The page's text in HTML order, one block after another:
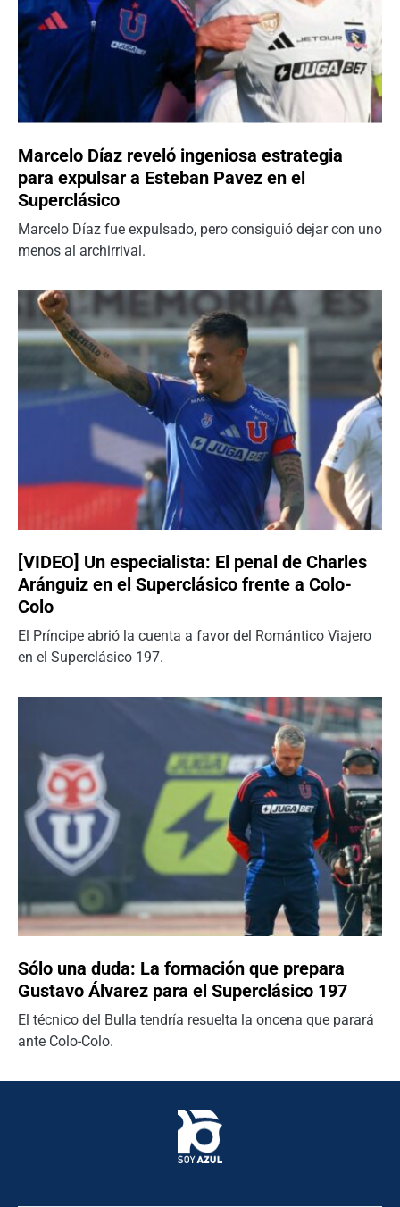
Marcelo Díaz reveló ingeniosa estrategia
para expulsar a Esteban Pavez en el
Superclásico
Marcelo Díaz fue expulsado, pero consiguió dejar con uno
menos al archirrival.
[VIDEO] Un especialista: El penal de Charles
Aránguiz en el Superclásico frente a Colo-
Colo
El Príncipe abrió la cuenta a favor del Romántico Viajero
en el Superclásico 197.
Sólo una duda: La formación que prepara
Gustavo Álvarez para el Superclásico 197
El técnico del Bulla tendría resuelta la oncena que parará
ante Colo-Colo.